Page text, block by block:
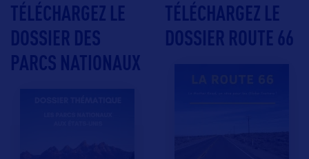
TÉLÉCHARGEZ LE
DOSSIER DES
PARCS NATIONAUX
TÉLÉCHARGEZ LE
DOSSIER ROUTE 66